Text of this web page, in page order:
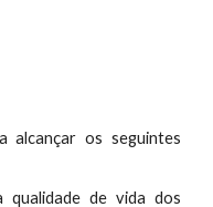
alcançar os seguintes
qualidade de vida dos